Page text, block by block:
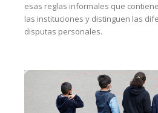
esas reglas informales que
las instituciones y distinguen las
disputas personales.